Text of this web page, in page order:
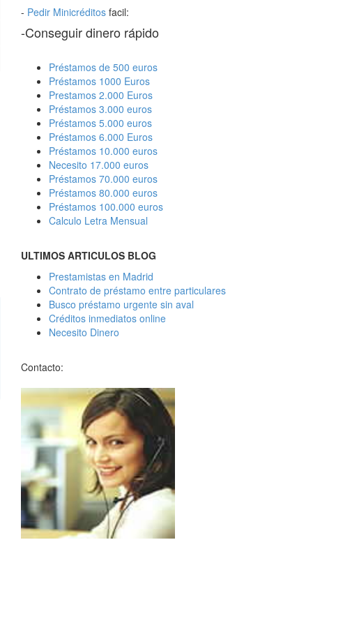
- Pedir Minicréditos facil:
-Conseguir dinero rápido
Préstamos de 500 euros
Préstamos 1000 Euros
Prestamos 2.000 Euros
Préstamos 3.000 euros
Préstamos 5.000 euros
Préstamos 6.000 Euros
Préstamos 10.000 euros
Necesito 17.000 euros
Préstamos 70.000 euros
Préstamos 80.000 euros
Préstamos 100.000 euros
Calculo Letra Mensual
ULTIMOS ARTICULOS BLOG
Prestamistas en Madrid
Contrato de préstamo entre particulares
Busco préstamo urgente sin aval
Créditos inmediatos online
Necesito Dinero
Contacto: